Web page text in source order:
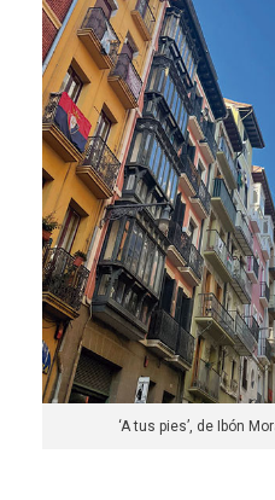
‘A tus pies’, de Ibón